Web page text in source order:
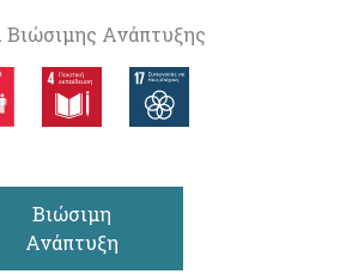
Βιώσιμης Ανάπτυξης
Βιώσιμη
Ανάπτυξη